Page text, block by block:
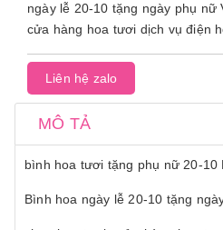
ngày lễ 20-10 tặng ngày phụ nữ Việt Nam
cửa hàng hoa tươi dịch vụ điện hoa, điện hoa hà nội, điện
Liên hệ zalo
MÔ TẢ
bình hoa tươi tặng phụ nữ 20-10
Bình hoa ngày lễ 20-10 tặng